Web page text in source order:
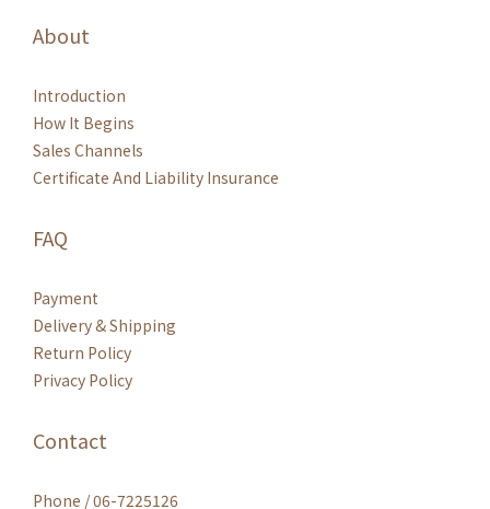
About
Introduction
How It Begins
Sales Channels
Certificate And Liability Insurance
FAQ
Payment
Delivery & Shipping
Return Policy
Privacy Policy
Contact
Phone / 06-7225126